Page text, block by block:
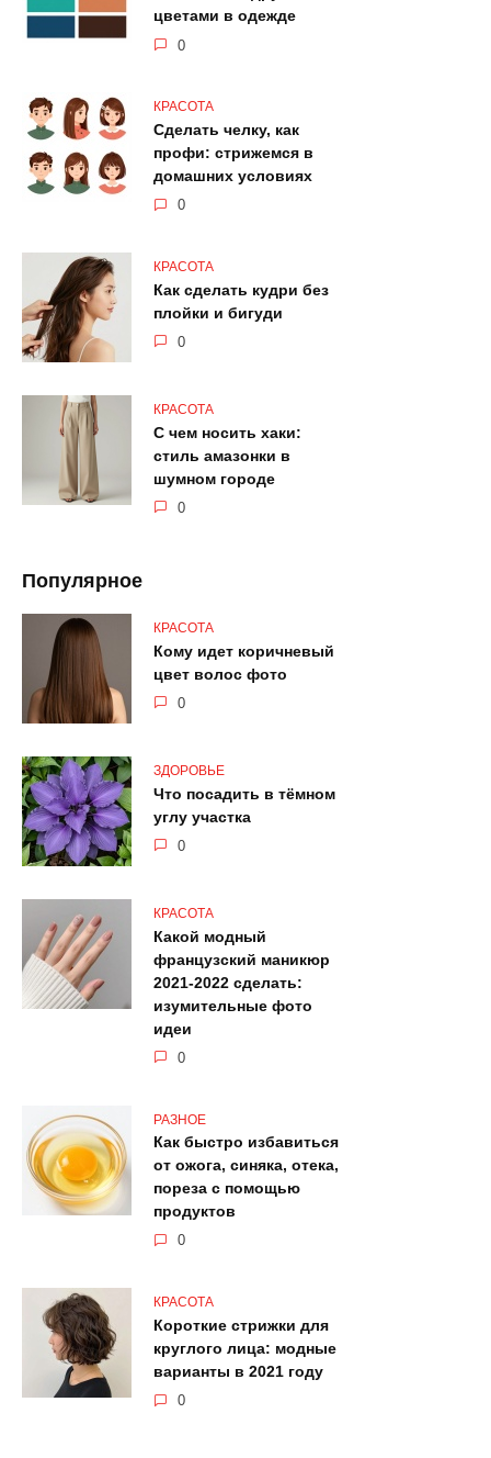
цветами в одежде
0
КРАСОТА
Сделать челку, как
профи: стрижемся в
домашних условиях
0
КРАСОТА
Как сделать кудри без
плойки и бигуди
0
КРАСОТА
С чем носить хаки:
стиль амазонки в
шумном городе
0
Популярное
КРАСОТА
Кому идет коричневый
цвет волос фото
0
ЗДОРОВЬЕ
Что посадить в тёмном
углу участка
0
КРАСОТА
Какой модный
французский маникюр
2021-2022 сделать:
изумительные фото
идеи
0
РАЗНОЕ
Как быстро избавиться
от ожога, синяка, отека,
пореза с помощью
продуктов
0
КРАСОТА
Короткие стрижки для
круглого лица: модные
варианты в 2021 году
0